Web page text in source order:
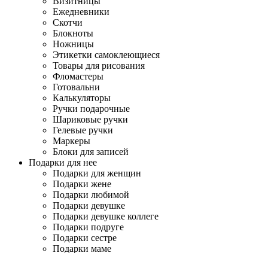
Ежедневники
Скотчи
Блокноты
Ножницы
Этикетки самоклеющиеся
Товары для рисования
Фломастеры
Готовальни
Калькуляторы
Ручки подарочные
Шариковые ручки
Гелевые ручки
Маркеры
Блоки для записей
Подарки для нее
Подарки для женщин
Подарки жене
Подарки любимой
Подарки девушке
Подарки девушке коллеге
Подарки подруге
Подарки сестре
Подарки маме